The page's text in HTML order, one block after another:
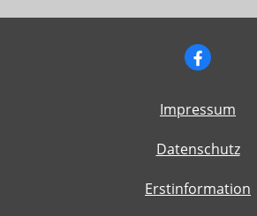
Impressum
Datenschutz
Erstinformation